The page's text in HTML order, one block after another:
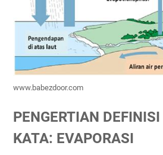
www.babezdoor.com
PENGERTIAN
KATA: EVAPORASI